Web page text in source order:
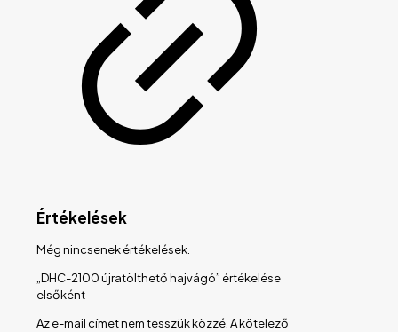
Értékelések
Még nincsenek értékelések.
„DHC-2100 újratölthető hajvágó” értékelése
elsőként
Az e-mail címet nem tesszük közzé.A kötelező